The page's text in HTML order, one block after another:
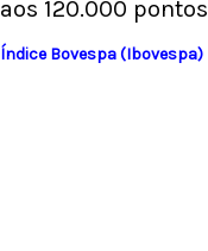
aos 120.000 pontos
Índice Bovespa (Ibovespa)